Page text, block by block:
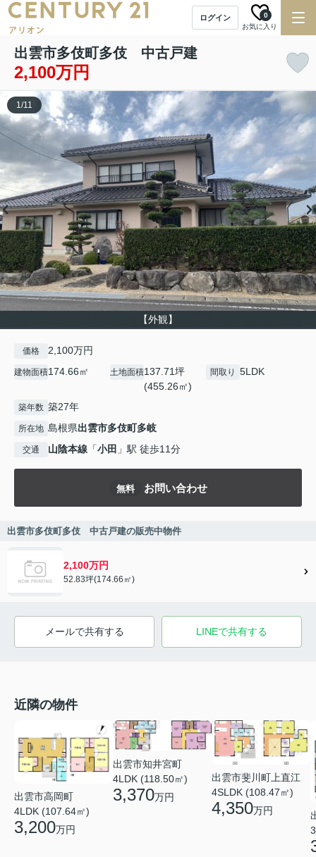
ログイン
お気に入り
0
出雲市多伎町多伎 中古戸建
2,100万円
【外観】
1/11
価格 2,100万円
建物面積174.66㎡ 土地面積137.71坪
(455.26㎡)
間取り 5LDK
築年数 築27年
所在地 島根県出雲市多伎町多岐
交通 山陰本線 「小田 」駅 徒歩11分
無料 お問い合わせ
出雲市多伎町多伎 中古戸建の販売中物件
2,100万円
52.83坪(174.66㎡)
メールで共有する LINEで共有する
近隣の物件
出雲市高岡町
4LDK (107.64㎡)
3,200万円
出雲市知井宮町
4LDK (118.50㎡)
3,370万円
出雲市斐川町上直江
4SLDK (108.47㎡)
4,350万円